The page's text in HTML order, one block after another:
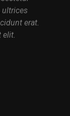
ultrices
erat.